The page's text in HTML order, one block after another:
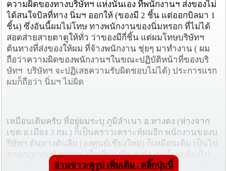
ความผิดของทางบริษัทฯ แห่งนั้นเอง ที่พนักงานฯ ส่งของไม่
ได้สนใจบิลที่ทาง นิ่มฯ ออกให้ (ของมี 2 ชิ้น แต่ออกบิลมา 1
ชิ้น) ซึ่งอันนี้ผมไม่โทษ ทางพนักงานของนิ่มหรอก ที่ไม่ได้
สอดส่ายสายตาดูให้ทั่ว ว่าของมีกี่ชิ้น แต่ผมโทษบริษัทฯ
ต้นทางที่ส่งของให้ผม ที่จ้างพนักงาน ชุ่ยๆ มาทำงาน ( ผม
ถือว่าความผิดของพนักงานฯในขณะปฏิบัติหน้าที่ของบริ
ษัทฯ บริษัทฯ จะปฏิเสธความรับผิดชอบไม่ได้) ประการแรก
ผมก็ถือว่า นิ่มฯ ไม่ผิด
เหมือนเดิมครับ ที่อยู่ผมระบุ ภูมิลำเนา อ.หางดง (ห่างจาก
เขต อ.เมือง 3 กม.) ก็เป็นคราวเคราะห์ผมอีก พนักงานของบ
ริษัทฯ ต้นทางดันลืม (ลงศูนย์เชียงใหม่) ก็เหมือนเดิม เป็นไป
ตามกฏเกณฑ์ การแบ่งพื้นที่ของนิ่ม ฯ ของผมก็เลยต้องไป
ลงท่าลี่ จอมทอง ระยะทางจากบ้านผมถึง ท่าลี่ จอมทอง ไป-
อ่านข่าว/ดูรูป เพิ่มเติม . คลิ๊กปุ่มนี้